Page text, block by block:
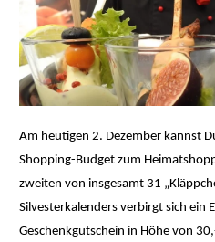
Am heutigen 2. Dezember kannst
Shopping-Budget zum
zweiten von insgesamt 31
Silvesterkalenders verbirgt sich ein
Geschenkgutschein in Höhe von